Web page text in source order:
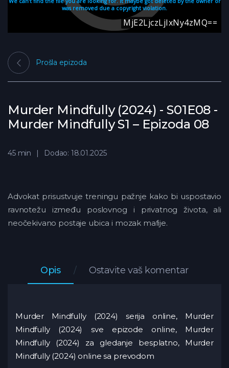
Murder Mindfully (2024) - S01E08 -
Murder Mindfully S1 – Epizoda 08
Prošla epizoda
45 min Dodao: 18.01.2025
Advokat prisustvuje treningu pažnje kako bi uspostavio
ravnotežu između poslovnog i privatnog života, ali
neočekivano postaje ubica i mozak mafije.
Opis Ostavite vaš komentar
Murder Mindfully (2024) serija online, Murder
Mindfully (2024) sve epizode online, Murder
Mindfully (2024) za gledanje besplatno, Murder
Mindfully (2024) online sa prevodom